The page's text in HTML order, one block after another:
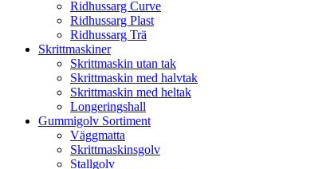
Ridhussarg Curve
Ridhussarg Plast
Ridhussarg Trä
Skrittmaskiner
Skrittmaskin utan tak
Skrittmaskin med halvtak
Skrittmaskin med heltak
Longeringshall
Gummigolv Sortiment
Väggmatta
Skrittmaskinsgolv
Stallgolv